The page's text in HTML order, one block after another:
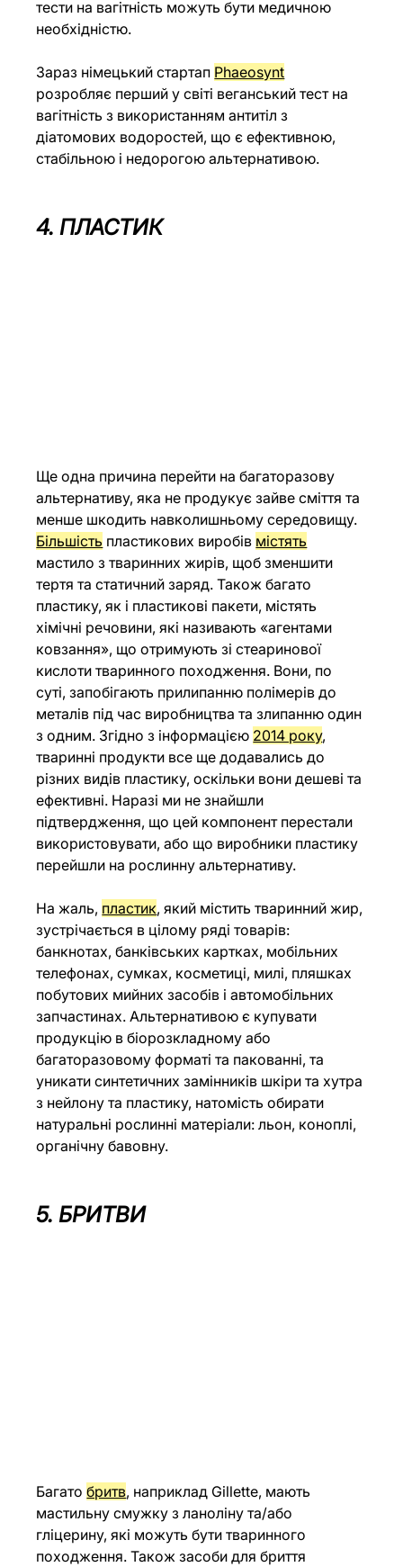
тести на вагітність можуть бути медичною
необхідністю.
Зараз німецький стартап Phaeosynt
розробляє перший у світі веганський тест на
вагітність з використанням антитіл з
діатомових водоростей, що є ефективною,
стабільною і недорогою альтернативою.
4. ПЛАСТИК
Ще одна причина перейти на багаторазову
альтернативу, яка не продукує зайве сміття та
менше шкодить навколишньому середовищу.
Більшість пластикових виробів містять
мастило з тваринних жирів, щоб зменшити
тертя та статичний заряд. Також багато
пластику, як і пластикові пакети, містять
хімічні речовини, які називають «агентами
ковзання», що отримують зі стеаринової
кислоти тваринного походження. Вони, по
суті, запобігають прилипанню полімерів до
металів під час виробництва та злипанню один
з одним. Згідно з інформацією 2014 року,
тваринні продукти все ще додавались до
різних видів пластику, оскільки вони дешеві та
ефективні. Наразі ми не знайшли
підтвердження, що цей компонент перестали
використовувати, або що виробники пластику
перейшли на рослинну альтернативу.
На жаль, пластик, який містить тваринний жир,
зустрічається в цілому ряді товарів:
банкнотах, банківських картках, мобільних
телефонах, сумках, косметиці, милі, пляшках
побутових мийних засобів і автомобільних
запчастинах. Альтернативою є купувати
продукцію в біорозкладному або
багаторазовому форматі та пакованні, та
уникати синтетичних замінників шкіри та хутра
з нейлону та пластику, натомість обирати
натуральні рослинні матеріали: льон, коноплі,
органічну бавовну.
5. БРИТВИ
Багато бритв, наприклад Gillette, мають
мастильну смужку з ланоліну та/або
гліцерину, які можуть бути тваринного
походження. Також засоби для бриття